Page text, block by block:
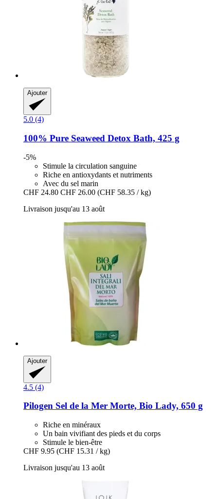
Ajouter
5.0 (4)
100% Pure Seaweed Detox Bath, 425 g
-5%
Stimule la circulation sanguine
Riche en antioxydants et nutriments
Avec du sel marin
CHF 24.80 CHF 26.00 (CHF 58.35 / kg)
Livraison jusqu'au 13 août
Ajouter
4.5 (4)
Pilogen Sel de la Mer Morte, Bio Lady, 650 g
Riche en minéraux
Un bain vivifiant des pieds et du corps
Stimule le bien-être
CHF 9.95 (CHF 15.31 / kg)
Livraison jusqu'au 13 août